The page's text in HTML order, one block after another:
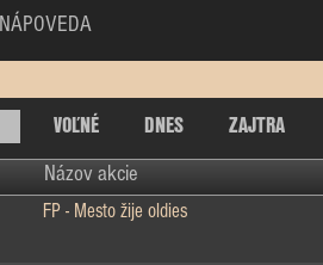
NÁPOVEDA
VOĽNÉ DNES ZAJTRA
Názov akcie
FP - Mesto žije oldies